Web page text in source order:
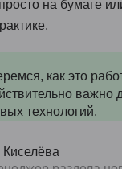
на бумаге
как это
важно
технологий.